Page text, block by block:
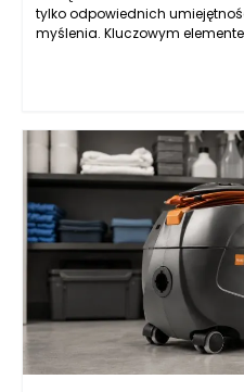
tylko odpowiednich
myślenia. Kluczowym
nieruchomość jest
wartości długoterminowej?